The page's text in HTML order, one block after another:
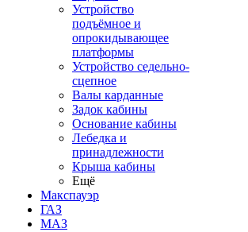
Устройство
подъёмное и
опрокидывающее
платформы
Устройство седельно-
сцепное
Валы карданные
Задок кабины
Основание кабины
Лебедка и
принадлежности
Крыша кабины
Ещё
Макспауэр
ГАЗ
МАЗ